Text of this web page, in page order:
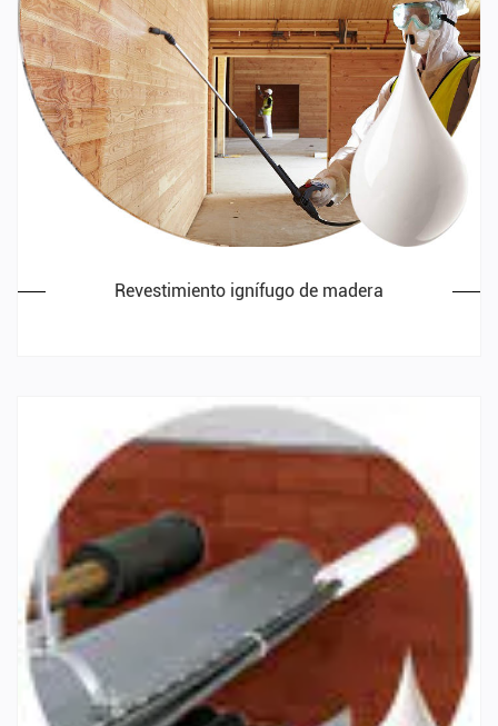
Revestimiento ignífugo de madera